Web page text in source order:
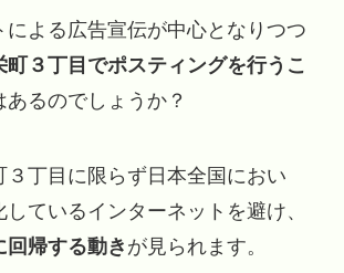
による広告宣伝が中心となりつつ
町３丁目でポスティングを行うこ
あるのでしょうか？
３丁目に限らず日本全国におい
ているインターネットを避け、
回帰する動き が見られます。